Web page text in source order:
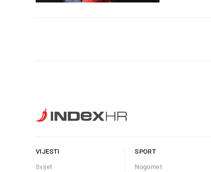
VIJESTI
Svijet
SPORT
Nogomet